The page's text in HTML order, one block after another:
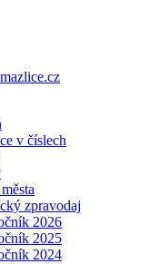
v číslech
zpravodaj
2026
2025
2024